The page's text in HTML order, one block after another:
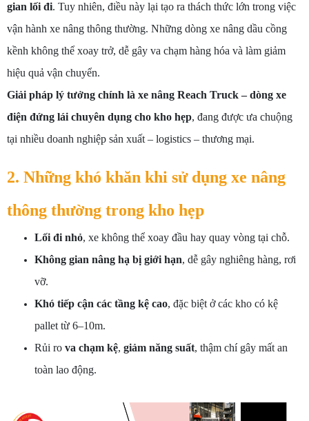
gian lối đi. Tuy nhiên, điều này lại tạo ra thách thức lớn trong việc
vận hành xe nâng thông thường. Những dòng xe nâng dầu cồng
kềnh không thể xoay trở, dễ gây va chạm hàng hóa và làm giảm
hiệu quả vận chuyển.
Giải pháp lý tưởng chính là xe nâng Reach Truck – dòng xe
điện đứng lái chuyên dụng cho kho hẹp, đang được ưa chuộng
tại nhiều doanh nghiệp sản xuất – logistics – thương mại.
2. Những khó khăn khi sử dụng xe nâng
thông thường trong kho hẹp
Lối đi nhỏ, xe không thể xoay đầu hay quay vòng tại chỗ.
Không gian nâng hạ bị giới hạn, dễ gây nghiêng hàng, rơi
vỡ.
Khó tiếp cận các tầng kệ cao, đặc biệt ở các kho có kệ
pallet từ 6–10m.
Rủi ro va chạm kệ, giảm năng suất, thậm chí gây mất an
toàn lao động.